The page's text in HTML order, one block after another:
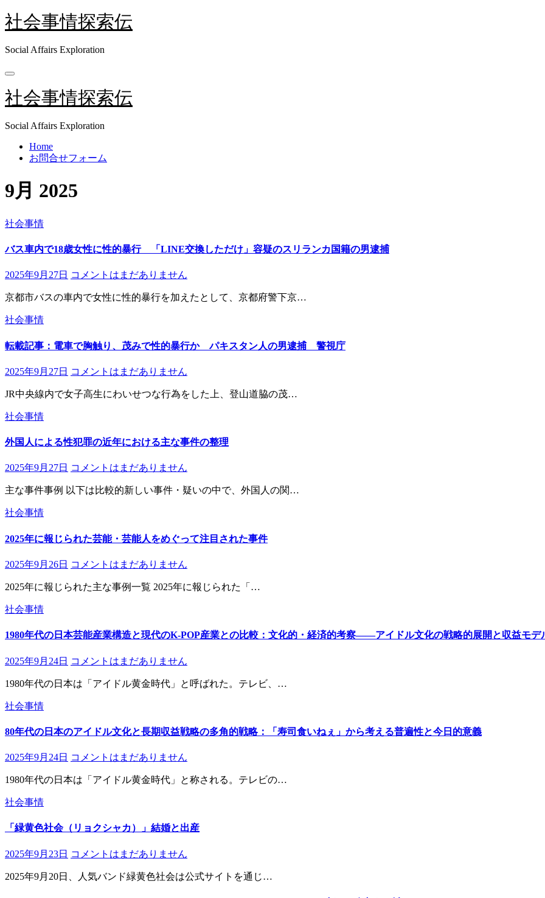
内
容
ス
ッ
プ
社会事情探索伝
Social Affairs Exploration
社会事情探索伝
Social Affairs Exploration
Home
お問合せフォーム
9月 2025
社会事情
バス車内で18歳女性に性的暴行 「LINE交換しただけ」容疑のスリランカ国籍の男逮捕
2025年9月27日 コメントはまだありません
京都市バスの車内で女性に性的暴行を加えたとして、京都府警下京…
社会事情
転載記事：電車で胸触り、茂みで性的暴行か パキスタン人の男逮捕 警視庁
2025年9月27日 コメントはまだありません
JR中央線内で女子高生にわいせつな行為をした上、登山道脇の茂…
社会事情
外国人による性犯罪の近年における主な事件の整理
2025年9月27日 コメントはまだありません
主な事件事例 以下は比較的新しい事件・疑いの中で、外国人の関…
社会事情
2025年に報じられた芸能・芸能人をめぐって注目された事件
2025年9月26日 コメントはまだありません
2025年に報じられた主な事例一覧 2025年に報じられた「…
社会事情
1980年代の日本芸能産業構造と現代のK-POP産業との比較：文化的・経済的考察――アイドル文化の戦略的展開と収益モデ
2025年9月24日 コメントはまだありません
1980年代の日本は「アイドル黄金時代」と呼ばれた。テレビ、…
社会事情
80年代の日本のアイドル文化と長期収益戦略の多角的戦略：「寿司食いねぇ」から考える普遍性と今日的意義
2025年9月24日 コメントはまだありません
1980年代の日本は「アイドル黄金時代」と称される。テレビの…
社会事情
「緑黄色社会（リョクシャカ）」結婚と出産
2025年9月23日 コメントはまだありません
2025年9月20日、人気バンド緑黄色社会は公式サイトを通じ…